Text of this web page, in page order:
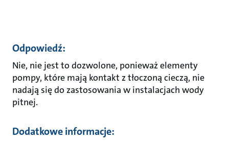
Odpowiedź:
Nie, nie jest to dozwolone, ponieważ elementy
pompy, które mają kontakt z tłoczoną cieczą, nie
nadają się do zastosowania w instalacjach wody
pitnej.
Dodatkowe informacje: